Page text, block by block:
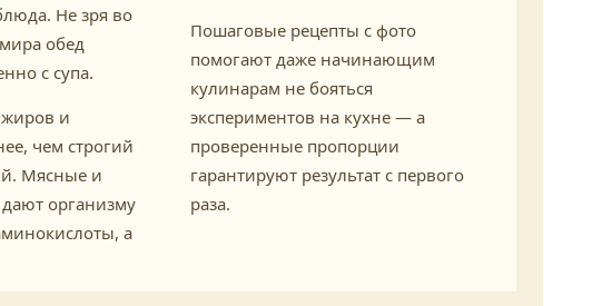
Не зря во
обед
с супа.
жиров и
чем строгий
Мясные и
организму
а
Пошаговые рецепты с фото
помогают даже начинающим
кулинарам не бояться
экспериментов на кухне — а
проверенные пропорции
гарантируют результат с первого
раза.